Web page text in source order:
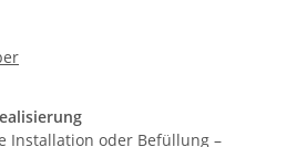
Installation oder Befüllung –